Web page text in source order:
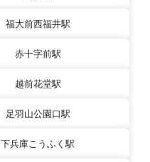
福大前西福井駅
赤十字前駅
越前花堂駅
足羽山公園口駅
下兵庫こうふく駅